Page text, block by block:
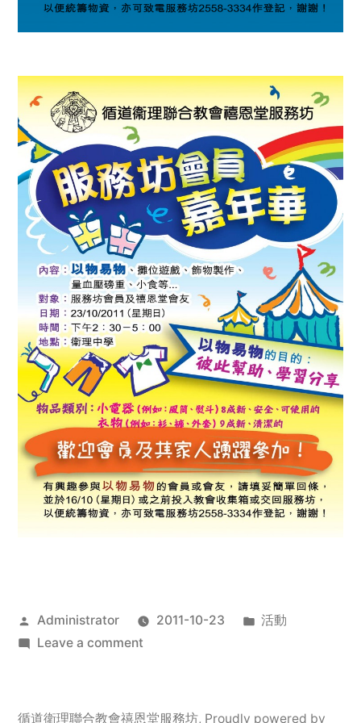
Posted
by
Administrator 2011-10-23
Posted
活動
Leave a commenton
服
循道衛理聯合教會禧恩堂服務坊, Proudly powered by